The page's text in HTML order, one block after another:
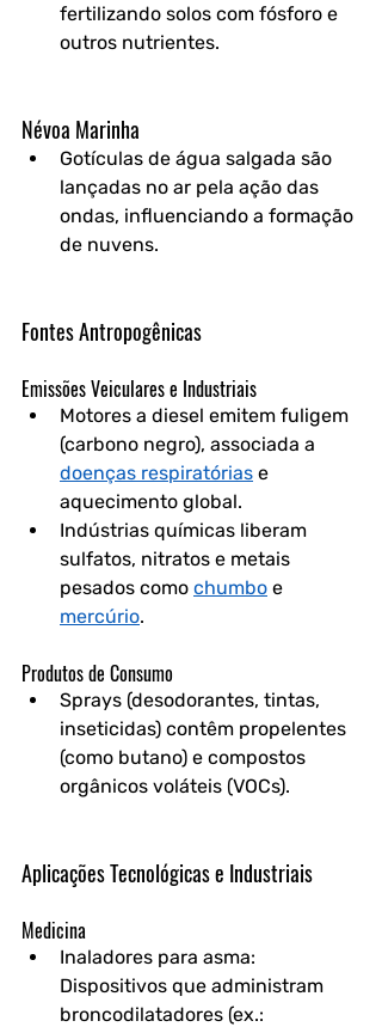
fertilizando solos com fósforo e
outros nutrientes.
Névoa Marinha
Gotículas de água salgada são
lançadas no ar pela ação das
ondas, influenciando a formação
de nuvens.
Fontes Antropogênicas
Emissões Veiculares e Industriais
Motores a diesel emitem fuligem
(carbono negro), associada a
doenças respiratórias e
aquecimento global.
Indústrias químicas liberam
sulfatos, nitratos e metais
pesados como chumbo e
mercúrio.
Produtos de Consumo
Sprays (desodorantes, tintas,
inseticidas) contêm propelentes
(como butano) e compostos
orgânicos voláteis (VOCs).
Aplicações Tecnológicas e Industriais
Medicina
Inaladores para asma:
Dispositivos que administram
broncodilatadores (ex.: